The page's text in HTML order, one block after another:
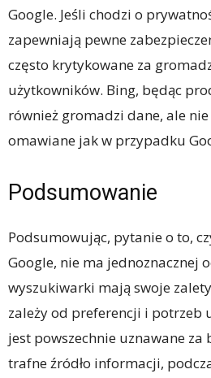
Google. Jeśli chodzi o
zapewniają pewne
często krytykowane za
użytkowników. Bing, będąc
również gromadzi dane, ale
omawiane jak w przypadku
Podsumowanie
Podsumowując, pytanie o to,
Google, nie ma jednoznacznej
wyszukiwarki mają swoje
zależy od preferencji i potrzeb
jest powszechnie uznawane
trafne źródło informacji,